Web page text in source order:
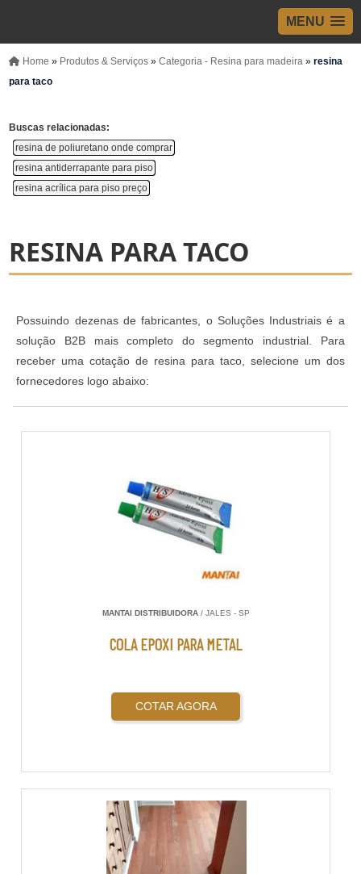
MENU
Home » Produtos & Serviços»Categoria - Resina para madeira»resina
para taco
Buscas relacionadas:
resina de poliuretano onde comprar
resina antiderrapante para piso
resina acrílica para piso preço
RESINA PARA TACO
Possuindo dezenas de fabricantes, o Soluções Industriais é a
solução B2B mais completo do segmento industrial. Para
receber uma cotação de resina para taco, selecione um dos
fornecedores logo abaixo:
MANTAI DISTRIBUIDORA/ JALES - SP
COLA EPOXI PARA METAL
COTAR AGORA